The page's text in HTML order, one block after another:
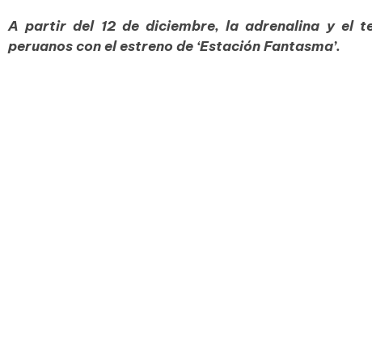
A partir del 12 de diciembre, la adrenalina y el
peruanos con el estreno de ‘Estación Fantasma’.